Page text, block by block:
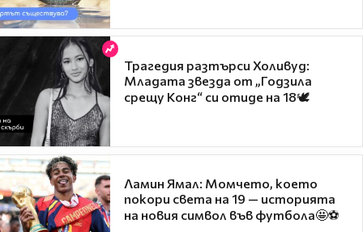
Трагедия разтърси Холивуд:
Младата звезда от „Годзила
срещу Конг“ си отиде на 18🕊️
Ламин Ямал: Момчето, което
покори света на 19 — историята
на новия символ във футбола🤩⚽